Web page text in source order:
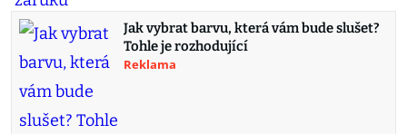
Jak vybrat barvu, která vám bude slušet?
Tohle je rozhodující
Reklama